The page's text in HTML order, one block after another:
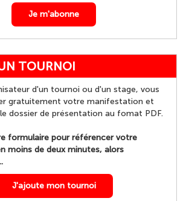
Je m'abonne
TOURNOI
d'un tournoi ou d'un stage, vous
gratuitement votre manifestation et
dossier de présentation au fomat PDF.
formulaire pour référencer votre
moins de deux minutes, alors
J'ajoute mon tournoi